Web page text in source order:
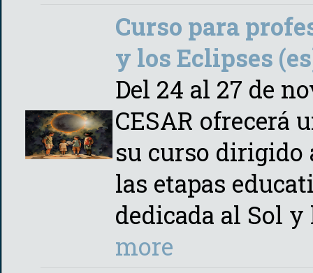
Curso para
y los Eclipses
Del 24 al 27 de
CESAR ofrecerá
su curso dirigido
las etapas
dedicada al Sol
more